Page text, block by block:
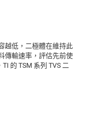
越低，二極體在維持此
傳輸速率，評估先前使
的 TSM 系列 TVS 二